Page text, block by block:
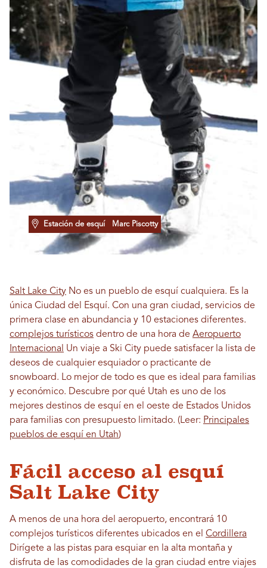
Estación de esquí Marc Piscotty
Salt Lake City No es un pueblo de esquí cualquiera. Es la
única Ciudad del Esquí. Con una gran ciudad, servicios de
primera clase en abundancia y 10 estaciones diferentes.
complejos turísticos dentro de una hora de Aeropuerto
Internacional
Un viaje a Ski City puede satisfacer la lista de
deseos de cualquier esquiador o practicante de
snowboard. Lo mejor de todo es que es ideal para familias
y económico. Descubre por qué Utah es uno de los
mejores destinos de esquí en el oeste de Estados Unidos
para familias con presupuesto limitado. (Leer: Principales
pueblos de esquí en Utah)
Fácil acceso al esquí
Salt Lake City
A menos de una hora del aeropuerto, encontrará 10
complejos turísticos diferentes ubicados en el Cordillera
Dirígete a las pistas para esquiar en la alta montaña y
disfruta de las comodidades de la gran ciudad entre viajes